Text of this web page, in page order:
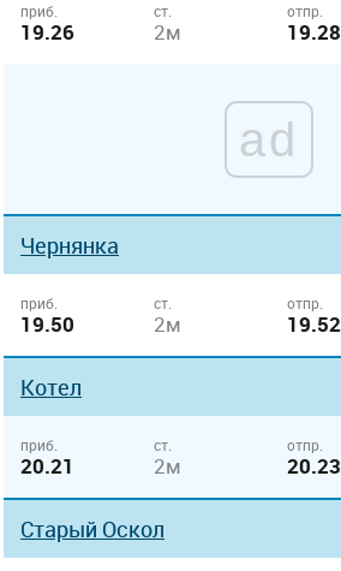
приб.
19.26
ст.
2м
отпр.
19.28
ad
Чернянка
приб.
19.50
ст.
2м
отпр.
19.52
Котел
приб.
20.21
ст.
2м
отпр.
20.23
Старый Оскол